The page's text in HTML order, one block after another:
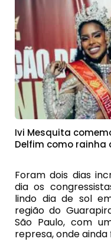
Ivi Mesquita
Delfim como
Foram dois dias
dia os
lindo dia de sol
região do
São Paulo, com
represa, onde